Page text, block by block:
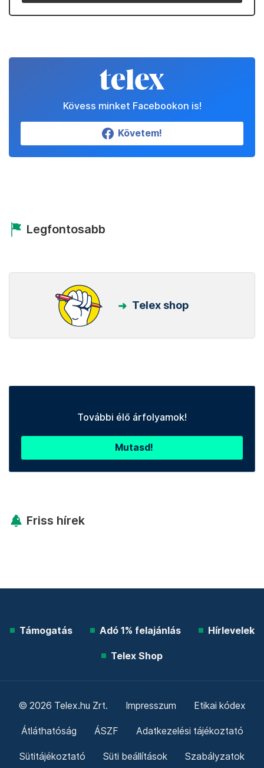
Kövess minket Facebookon is!
Követem!
Legfontosabb
Telex shop
További élő árfolyamok!
Mutasd!
Friss hírek
Támogatás Adó 1% felajánlás Hírlevelek
Telex Shop
© 2026 Telex.hu Zrt. Impresszum Etikai kódex
Átláthatóság ÁSZF Adatkezelési tájékoztató
Sütitájékoztató Süti beállítások Szabályzatok